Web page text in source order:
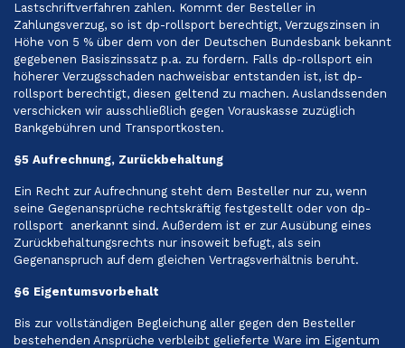
Lastschriftverfahren zahlen. Kommt der Besteller in
Zahlungsverzug, so ist dp-rollsport berechtigt, Verzugszinsen in
Höhe von 5 % über dem von der Deutschen Bundesbank bekannt
gegebenen Basiszinssatz p.a. zu fordern. Falls dp-rollsport ein
höherer Verzugsschaden nachweisbar entstanden ist, ist dp-
rollsport berechtigt, diesen geltend zu machen. Auslandssenden
verschicken wir ausschließlich gegen Vorauskasse zuzüglich
Bankgebühren und Transportkosten.
§5 Aufrechnung, Zurückbehaltung
Ein Recht zur Aufrechnung steht dem Besteller nur zu, wenn
seine Gegenansprüche rechtskräftig festgestellt oder von dp-
rollsport anerkannt sind. Außerdem ist er zur Ausübung eines
Zurückbehaltungsrechts nur insoweit befugt, als sein
Gegenanspruch auf dem gleichen Vertragsverhältnis beruht.
§6 Eigentumsvorbehalt
Bis zur vollständigen Begleichung aller gegen den Besteller
bestehenden Ansprüche verbleibt gelieferte Ware im Eigentum